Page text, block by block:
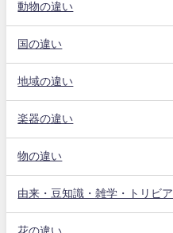
動物の違い
国の違い
地域の違い
楽器の違い
物の違い
由来・豆知識・雑学・トリビア